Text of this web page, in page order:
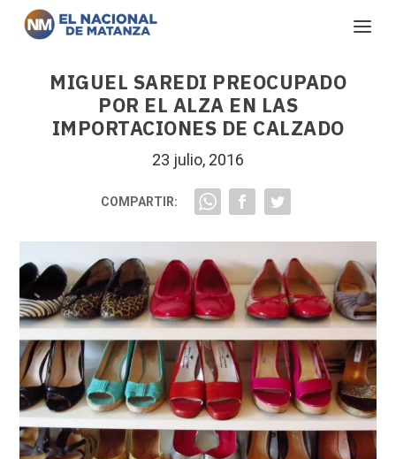
MIGUEL SAREDI PREOCUPADO
POR EL ALZA EN LAS
IMPORTACIONES DE CALZADO
23 julio, 2016
COMPARTIR: